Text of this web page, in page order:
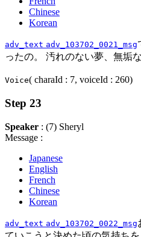
Chinese
Korean
adv_text adv_103702_0021_msg
ったの。 汚れのない夢、無垢
Voice( charaId : 7, voiceId : 260)
Step 23
Speaker : (7) Sheryl
Message :
Japanese
English
French
Chinese
Korean
adv_text adv_103702_0022_msg